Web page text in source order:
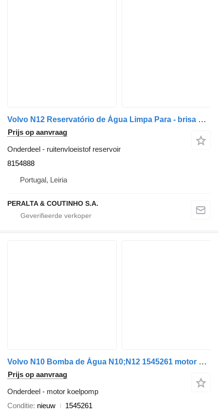
Volvo N12 Reservatório de Água Limpa Para - brisa NL 8154888 ruitenvloeistof reservoir voor Volvo vrachtwagen
Prijs op aanvraag
Onderdeel - ruitenvloeistof reservoir
8154888
Portugal, Leiria
PERALTA & COUTINHO S.A.
Volvo N10 Bomba de Água N10;N12 1545261 motor koelpomp voor Volvo vrachtwagen
Prijs op aanvraag
Onderdeel - motor koelpomp
Conditie nieuw
1545261